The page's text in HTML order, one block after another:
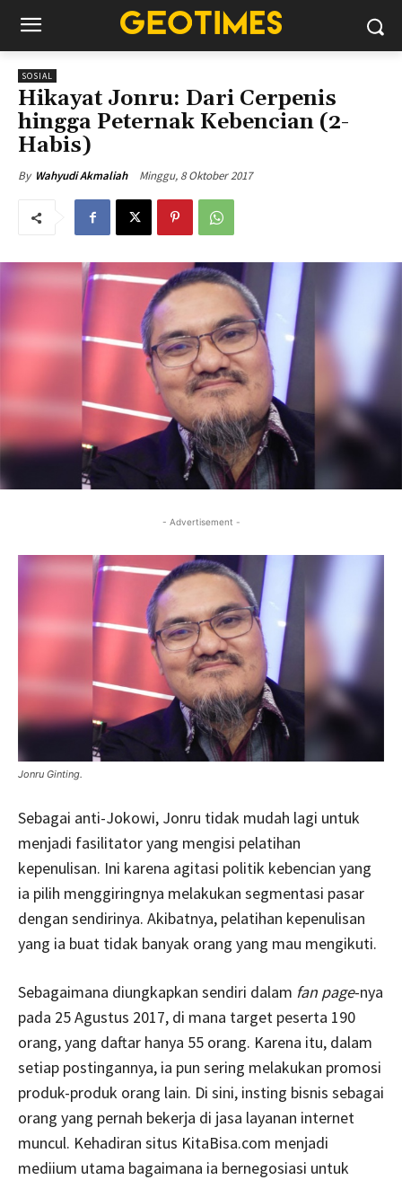
SOSIAL
Hikayat Jonru: Dari Cerpenis
hingga Peternak Kebencian (2-
Habis)
By Wahyudi Akmaliah Minggu, 8 Oktober 2017
- Advertisement -
Jonru Ginting.
Sebagai anti-Jokowi, Jonru tidak mudah lagi untuk
menjadi fasilitator yang mengisi pelatihan
kepenulisan. Ini karena agitasi politik kebencian yang
ia pilih menggiringnya melakukan segmentasi pasar
dengan sendirinya. Akibatnya, pelatihan kepenulisan
yang ia buat tidak banyak orang yang mau mengikuti.
Sebagaimana diungkapkan sendiri dalam fan page-nya
pada 25 Agustus 2017, di mana target peserta 190
orang, yang daftar hanya 55 orang. Karena itu, dalam
setiap postingannya, ia pun sering melakukan promosi
produk-produk orang lain. Di sini, insting bisnis sebagai
orang yang pernah bekerja di jasa layanan internet
muncul. Kehadiran situs KitaBisa.com menjadi
mediium utama bagaimana ia bernegosiasi untuk